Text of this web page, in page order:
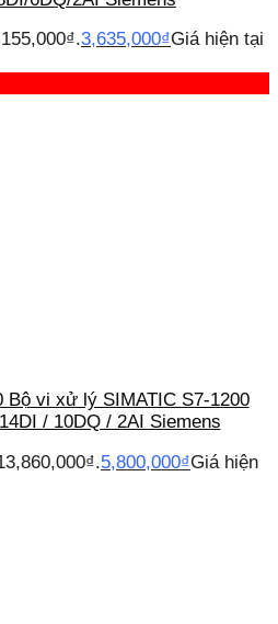
3,635,000₫Giá hiện tại
Bộ vi xử lý SIMATIC S7-1200
/ 10DQ / 2AI Siemens
5,800,000₫Giá hiện